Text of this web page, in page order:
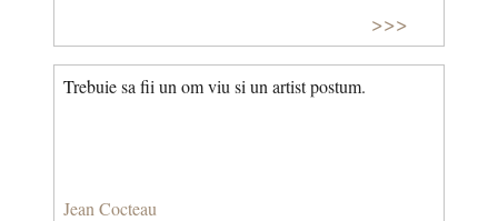
>>>
Trebuie sa fii un om viu si un artist postum.
Jean Cocteau